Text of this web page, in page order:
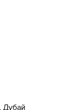
Дубай